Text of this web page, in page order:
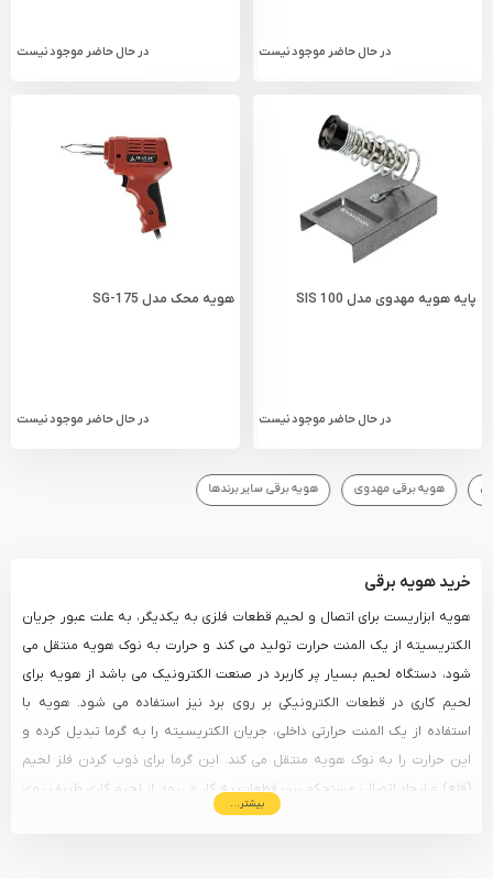
در حال حاضر موجود نیست در حال حاضر موجود نیست
پایه هویه مهدوی مدل SIS 100
در حال حاضر موجود نیست
هویه محک مدل SG-175
در حال حاضر موجود نیست
هویه برقی مهدوی هویه برقی سایر برندها
خرید هویه برقی
هویه ابزاریست برای اتصال و لحیم قطعات فلزی به یکدیگر، به علت عبور جریان
الکتریسیته از یک المنت حرارت تولید می کند و حرارت به نوک هویه منتقل می
شود، دستگاه لحیم بسیار پر کاربرد در صنعت الکترونیک می باشد از هویه برای
لحیم کاری در قطعات الکترونیکی بر روی برد نیز استفاده می شود. هویه با
استفاده از یک المنت حرارتی داخلی، جریان الکتریسیته را به گرما تبدیل کرده و
این حرارت را به نوک هویه منتقل می‌ کند. این گرما برای ذوب کردن فلز لحیم
(قلع) و ایجاد اتصالی مستحکم بین قطعات به کار می‌رود. از لحیم‌ کاری ظریف روی
بردهای الکترونیکی گرفته تا اتصال سیم‌ ها و قطعات فلزی، هویه برقی نقشی
بیشتر...